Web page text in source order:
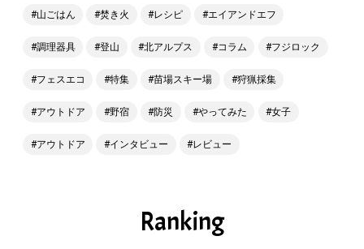
山ごはん 焚き火 レシピ エイアンドエフ
調理器具 登山 北アルプス コラム フジロック
フェスエコ 特集 苗場スキー場 狩猟採集
アウトドア 野宿 防災 やってみた 女子
アウトドア インタビュー レビュー
Ranking